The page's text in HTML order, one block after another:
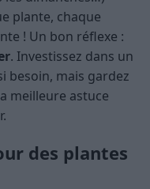
plante, chaque
! Un bon réflexe :
. Investissez dans un
besoin, mais gardez
meilleure astuce
des plantes